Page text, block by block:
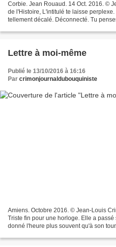
Corbie. Jean Rouaud. 14 Oct. 2016. ©
de l'Histoire, L'intitulé te laisse
tellement décalé. Déconnecté. Tu
Lettre à moi-même
Publié le 13/10/2016 à 16:16
Par crimonjournaldubouquiniste
Amiens. Octobre 2016. © Jean-Louis
Triste fin pour une horloge. Elle a
donné l'heure plus souvent qu'à son